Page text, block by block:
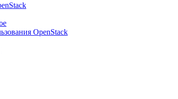
OpenStack